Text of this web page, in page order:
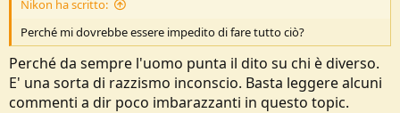
Nikon ha scritto:
Perché mi dovrebbe essere impedito di fare tutto ciò?
Perché da sempre l'uomo punta il dito su chi è diverso.
E' una sorta di razzismo inconscio. Basta leggere alcuni
commenti a dir poco imbarazzanti in questo topic.